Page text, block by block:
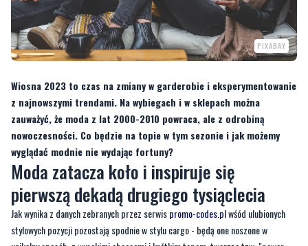
PIXABAY
Wiosna 2023 to czas na zmiany w garderobie i eksperymentowanie
z najnowszymi trendami. Na wybiegach i w sklepach można
zauważyć, że moda z lat 2000-2010 powraca, ale z odrobiną
nowoczesności. Co będzie na topie w tym sezonie i jak możemy
wyglądać modnie nie wydając fortuny?
Moda zatacza koło i inspiruje się
pierwszą dekadą drugiego tysiąclecia
Jak wynika z danych zebranych przez serwispromo-codes.plwśód ulubionych
stylowych pozycji pozostają spodnie w stylu cargo - będą one noszone w